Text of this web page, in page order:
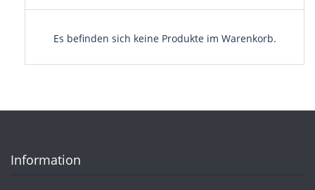
Es befinden sich keine Produkte im Warenkorb.
Information